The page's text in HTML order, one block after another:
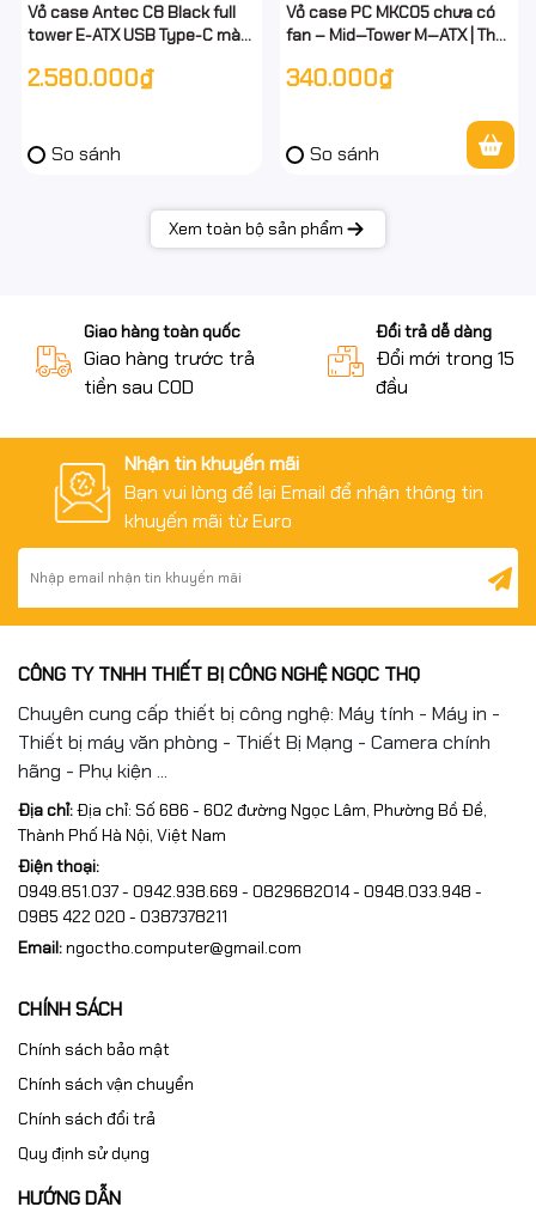
Vỏ case Antec C8 Black full
tower E-ATX USB Type-C màu
cá – chính hiệu – full VAT
2.580.000₫
So sánh
Vỏ case PC MKC05 chưa có
fan – Mid‑Tower M‑ATX | Thép
mm | Case máy tính giá rẻ
340.000₫
So sánh
Xem toàn bộ sản phẩm
Giao hàng toàn quốc
Giao hàng trước trả
tiền sau COD
Đổi trả dễ dàng
Đổi mới trong 15
đầu
Nhận tin khuyến mãi
Bạn vui lòng để lại Email để nhận thông tin
khuyến mãi từ Euro
CÔNG TY TNHH THIẾT BỊ CÔNG NGHỆ NGỌC THỌ
Chuyên cung cấp thiết bị công nghệ: Máy tính - Máy in -
Thiết bị máy văn phòng - Thiết Bị Mạng - Camera chính
hãng - Phụ kiện ...
Địa chỉ:Địa chỉ: Số 686 - 602 đường Ngọc Lâm, Phường Bồ Đề,
Thành Phố Hà Nội, Việt Nam
Điện thoại:
0949.851.037 - 0942.938.669 - 0829682014 - 0948.033.948 -
0985 422 020 - 0387378211
Email:ngoctho.computer@gmail.com
CHÍNH SÁCH
Chính sách bảo mật
Chính sách vận chuyển
Chính sách đổi trả
Quy định sử dụng
HƯỚNG DẪN